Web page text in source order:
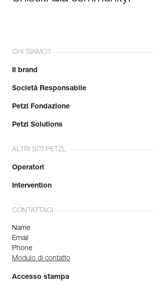
CHI SIAMO?
Il brand
Società Responsabile
Petzl Fondazione
Petzl Solutions
ALTRI SITI PETZL
Operatori
Intervention
CONTATTACI
Name
Email
Phone
Modulo di contatto
Accesso stampa